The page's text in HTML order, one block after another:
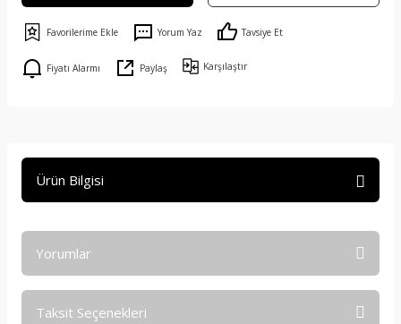
Yorum Yaz Tavsiye Et
Fiyatı Alarmı Paylaş Karşılaştır
Ürün Bilgisi
Yorumlar
Taksit Seçenekleri